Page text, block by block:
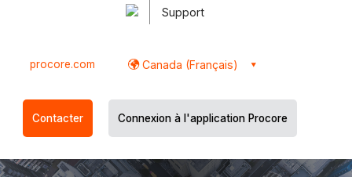
Support
procore.com Canada (Français)
Contacter Connexion à l'application Procore